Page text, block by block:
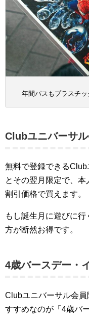
年間パスもプラスチ
Clubユニバーサ
無料で登録できる
とその翌月限定で、
割引価格で買えます。
もし誕生月に遊びに
方が断然お得です。
4歳バースデー・
Clubユニバーサル会
すすめなのが「4歳バ